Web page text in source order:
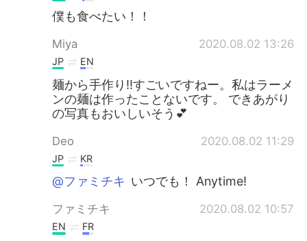
僕も食べたい！！
Miya 2020.08.02 13:26
JP EN
麺から手作り‼️すごいですねー。私はラーメ
ンの麺は作ったことないです。 できあがり
の写真もおいしいそう💕
Deo 2020.08.02 11:29
JP KR
@ファミチキ いつでも！ Anytime!
ファミチキ 2020.08.02 10:57
EN FR